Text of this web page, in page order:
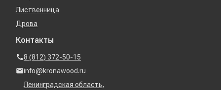
Лиственница
Дрова
Контакты
8 (812) 372-50-15
info@kronawood.ru
Ленинградская область,